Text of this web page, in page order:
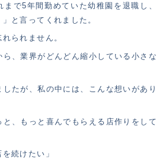
で5年間勤めていた幼稚園を退職し、
と言ってくれました。
られません。
、業界がどんどん縮小している小さな
たが、私の中には、こんな想いがあり
と、もっと喜んでもらえる店作りをして
続けたい」